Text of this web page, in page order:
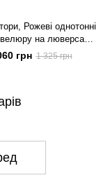
Рожеві однотонні
на люверсах
см (SH-Petek-214)
грн 1 325 грн